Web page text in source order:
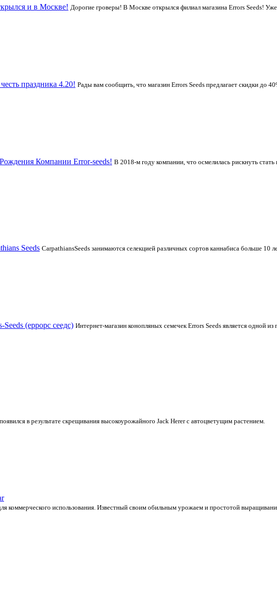
и в Москве! Дорогие гроверы! В Москве открылся филиал магазина Errors Seeds!
праздника 4.20! Рады вам сообщить, что магазин Errors Seeds предлагает скидки до
Компании Error-seeds! В 2018-м году компании, что осмелилась рискнуть
Seeds CarpathiansSeeds занимаются селекцией различных сортов каннабиса больше
(еррорс сеедс) Интернет-магазин конопляных семечек Errors Seeds является одной
в результате скрещивания высокоурожайного Jack Herer с автоцветущим растением.
коммерческого использования. Известный своим обильным урожаем и простотой